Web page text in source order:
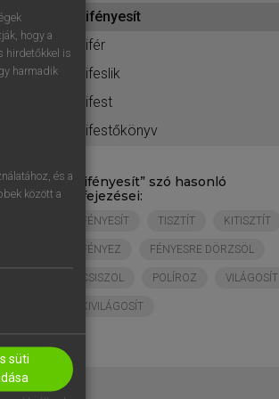
kifényesít
kifér
kifeslik
kifest
kifestőkönyv
„ kifényesít” szó hasonló
kifejezései:
FÉNYESÍT TISZTÍT KITISZTÍT
FÉNYEZ FÉNYESRE DÖRZSÖL
CSISZOL POLÍROZ VILÁGOSÍT
KIVILÁGOSÍT
hogy a
hirdetőkkel is
harmadik
és a
között a
süti